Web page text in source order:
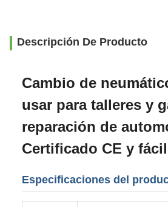
Descripción De Producto
Cambio de
usar para talleres y
reparación de
Certificado CE y
Especificaciones del